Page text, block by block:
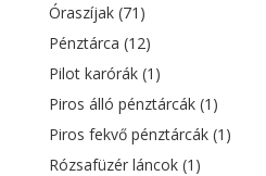
Óraszíjak (71)
Pénztárca (12)
Pilot karórák (1)
Piros álló pénztárcák (1)
Piros fekvő pénztárcák (1)
Rózsafüzér láncok (1)